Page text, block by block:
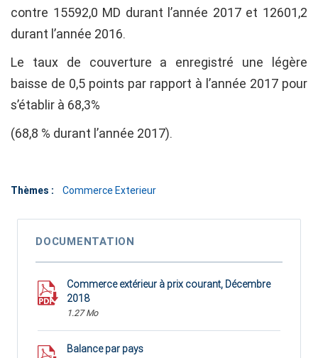
contre 15592,0 MD durant l’année 2017 et 12601,2
durant l’année 2016.
Le taux de couverture a enregistré une légère
baisse de 0,5 points par rapport à l’année 2017 pour
s’établir à 68,3%
(68,8 % durant l’année 2017).
Thèmes : Commerce Exterieur
DOCUMENTATION
Commerce extérieur à prix courant, Décembre
2018
1.27 Mo
Balance par pays